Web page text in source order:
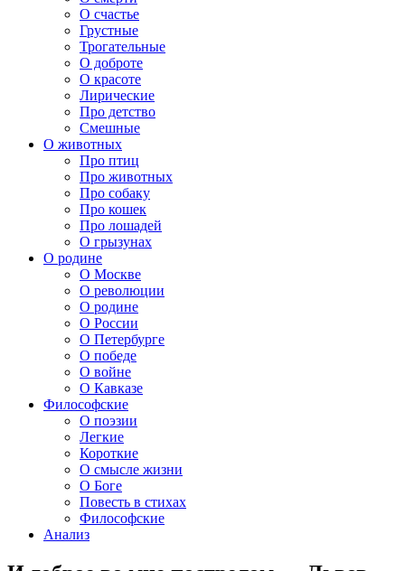
О счастье
Грустные
Трогательные
О доброте
О красоте
Лирические
Про детство
Смешные
О животных
Про птиц
Про животных
Про собаку
Про кошек
Про лошадей
О грызунах
О родине
О Москве
О революции
О родине
О России
О Петербурге
О победе
О войне
О Кавказе
Философские
О поэзии
Легкие
Короткие
О смысле жизни
О Боге
Повесть в стихах
Философские
Анализ